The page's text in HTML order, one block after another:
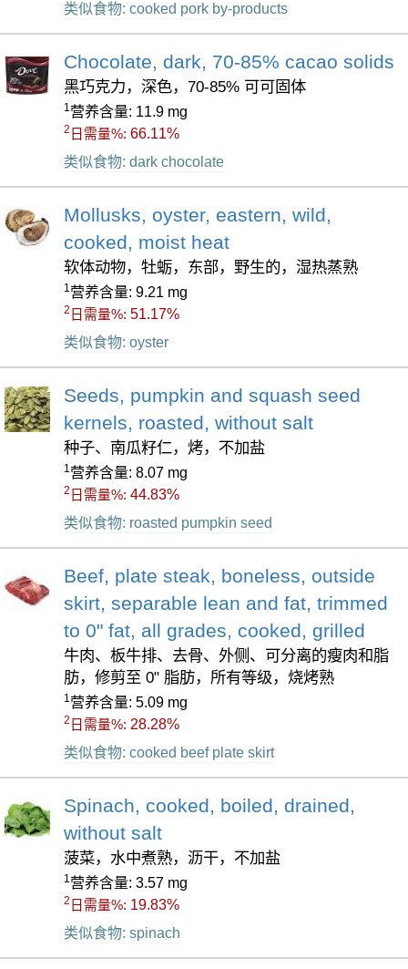
类似食物: cooked pork by-products
Chocolate, dark, 70-85% cacao solids
黑巧克力，深色，70-85% 可可固体
1营养含量: 11.9 mg
2 日需量%: 66.11%
类似食物: dark chocolate
Mollusks, oyster, eastern, wild,
cooked, moist heat
软体动物，牡蛎，东部，野生的，湿热蒸熟
1营养含量: 9.21 mg
2 日需量%: 51.17%
类似食物: oyster
Seeds, pumpkin and squash seed
kernels, roasted, without salt
种子、南瓜籽仁，烤，不加盐
1营养含量: 8.07 mg
2 日需量%: 44.83%
类似食物: roasted pumpkin seed
Beef, plate steak, boneless, outside
skirt, separable lean and fat, trimmed
to 0" fat, all grades, cooked, grilled
牛肉、板牛排、去骨、外侧、可分离的瘦肉和脂
肪，修剪至 0" 脂肪，所有等级，烧烤熟
1营养含量: 5.09 mg
2 日需量%: 28.28%
类似食物: cooked beef plate skirt
Spinach, cooked, boiled, drained,
without salt
菠菜，水中煮熟，沥干，不加盐
1营养含量: 3.57 mg
2 日需量%: 19.83%
类似食物: spinach